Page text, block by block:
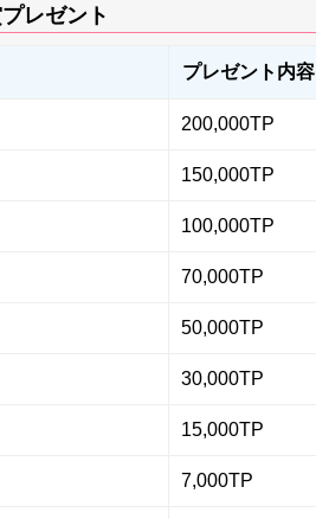
レゼント
プレゼント内容
200,000TP
150,000TP
100,000TP
70,000TP
50,000TP
30,000TP
15,000TP
7,000TP